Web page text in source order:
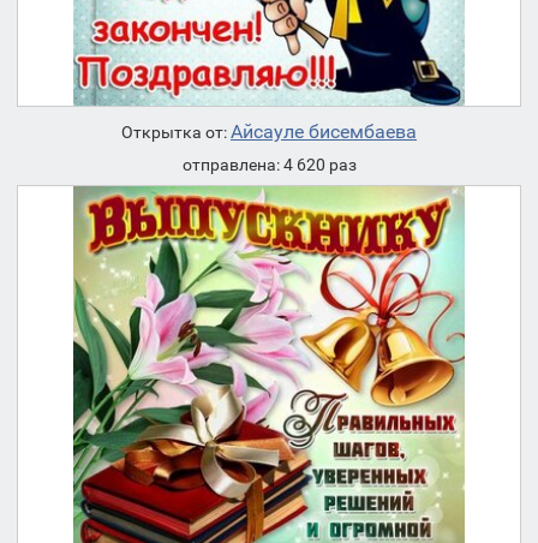
Открытка от:Айсауле бисембаева
отправлена: 4 620 раз